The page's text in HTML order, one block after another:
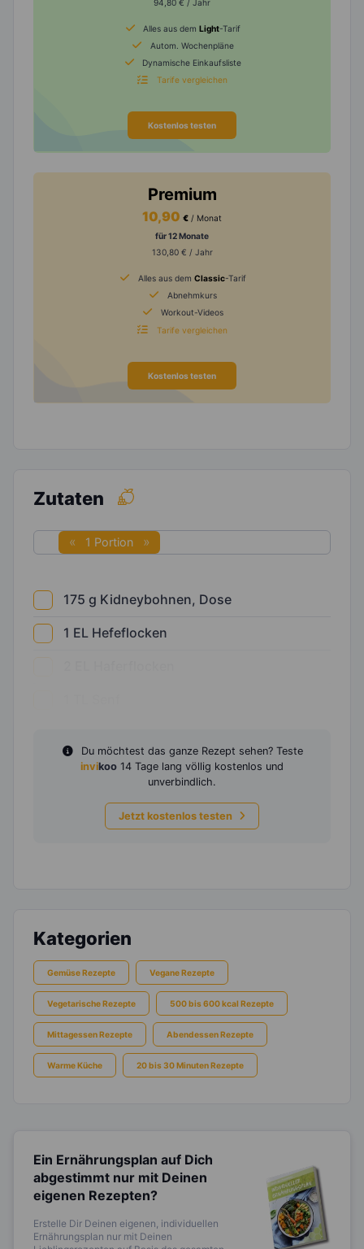
94,80 € / Jahr
Alles aus dem Light-Tarif
Autom. Wochenpläne
Dynamische Einkaufsliste
Tarife vergleichen
Kostenlos testen
Premium
10,90 € / Monat
für 12 Monate
130,80 € / Jahr
Alles aus dem Classic-Tarif
Abnehmkurs
Workout-Videos
Tarife vergleichen
Kostenlos testen
Zutaten
1 Portion
175 g Kidneybohnen, Dose
1 EL Hefeflocken
Du möchtest das ganze Rezept sehen? Teste
invikoo 14 Tage lang völlig kostenlos und
unverbindlich.
Jetzt kostenlos testen
Kategorien
Gemüse Rezepte Vegane Rezepte
Vegetarische Rezepte 500 bis 600 kcal Rezepte
Mittagessen Rezepte Abendessen Rezepte
Warme Küche 20 bis 30 Minuten Rezepte
Ein Ernährungsplan auf Dich
abgestimmt nur mit Deinen
eigenen Rezepten?
Erstelle Dir Deinen eigenen, individuellen
Ernährungsplan nur mit Deinen